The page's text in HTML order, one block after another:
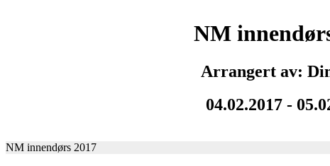
NM
Arrangert av:
04.02.2017 -
NM innendørs 2017